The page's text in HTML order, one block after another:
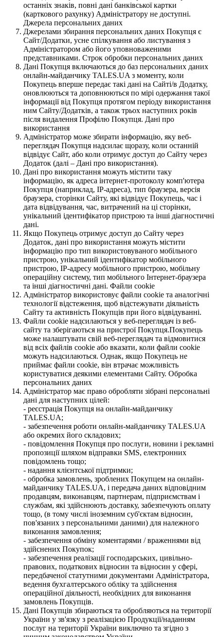
останніх знаків, повні дані банківської картки
(карткового рахунку) Адміністратору не доступні.
Джерела персональних даних
Джерелами збирання персональних даних Покупця є
Сайт/Додатки, усне спілкування або листування з
Адміністратором або його уповноваженими
представниками. Строк обробки персональних даних
Дані Покупця включаються до баз персональних даних
онлайн-майданчику TALES.UA з моменту, коли
Покупець вперше передає такі дані на Сайті/в Додатку,
оновлюються та доповнюються по мірі одержання такої
інформації від Покупця протягом періоду використання
ним Сайту/Додатків, а також трьох наступних років
після видалення Профілю Покупця. Дані про
використання
Адміністратор може збирати інформацію, яку веб-
переглядач Покупця надсилає щоразу, коли останній
відвідує Сайт, або коли отримує доступ до Сайту через
Додаток (далі – Дані про використання).
Дані про використання можуть містити таку
інформацію, як адреса інтернет-протоколу комп'ютера
Покупця (наприклад, IP-адреса), тип браузера, версія
браузера, сторінки Сайту, які відвідує Покупець, час і
дата відвідування, час, витрачений на ці сторінки,
унікальний ідентифікатор пристрою та інші діагностичні
дані.
Якщо Покупець отримує доступ до Сайту через
Додаток, дані про використання можуть містити
інформацію про тип використовуваного мобільного
пристрою, унікальний ідентифікатор мобільного
пристрою, IP-адресу мобільного пристрою, мобільну
операційну систему, тип мобільного Інтернет-браузера
та інші діагностичні дані. Файли cookie
Адміністратор використовує файли cookie та аналогічні
технології відстеження, щоб відстежувати діяльність
Сайту та активність Покупців при його відвідуванні.
Файли cookie надсилаються у веб-переглядач із веб-
сайту та зберігаються на пристрої Покупця.Покупець
може налаштувати свій веб-переглядач та відмовитися
від всіх файлів cookie або вказати, коли файли cookie
можуть надсилаються. Однак, якщо Покупець не
приймає файли cookie, він втрачає можливість
користуватися деякими елементами Сайту. Обробка
персональних даних
Адміністратор має право обробляти зібрані персональні
дані для наступних цілей:
- реєстрація Покупця на онлайн-майданчику
TALES.UA;
- забезпечення роботи онлайн-майданчику TALES.UA
або окремих його складових;
- повідомлення Покупця про послуги, новини і рекламні
пропозиції шляхом відправки SMS, електронних
повідомлень тощо;
- надання клієнтської підтримки;
- обробка замовлень, зроблених Покупцем на онлайн-
майданчику TALES.UA, і передача даних відповідним
продавцям, виконавцям, партнерам, підприємствам і
службам, які здійснюють доставку, забезпечують оплату
тощо, (в тому числі іноземним суб'єктам відносин,
пов'язаних з персональними даними) для належного
виконання замовлення;
- забезпечення обміну коментарями / враженнями від
здійснених Покупок;
- забезпечення реалізації господарських, цивільно-
правових, податкових відносин та відносин у сфері,
передбаченої статутними документами Адміністратора,
ведення бухгалтерського обліку та здійснення
операційної діяльності, необхідних для виконання
замовлень Покупців.
Дані Покупців збираються та обробляються на території
України у зв'язку з реалізацією Продукції/наданням
послуг на території України виключно та згідно з